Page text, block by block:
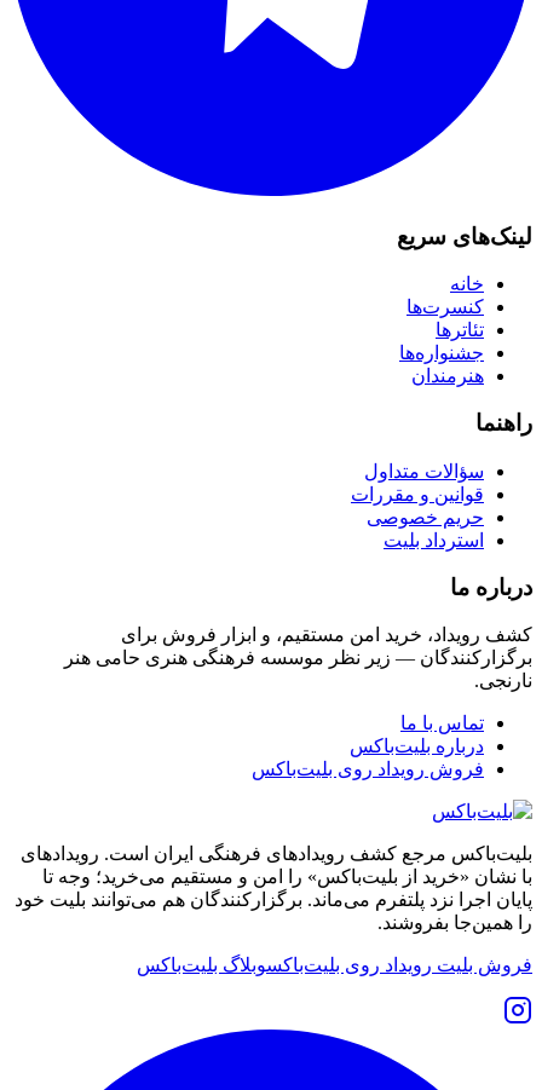
لینک‌های سریع
خانه
کنسرت‌ها
تئاترها
جشنواره‌ها
هنرمندان
راهنما
سؤالات متداول
قوانین و مقررات
حریم خصوصی
استرداد بلیت
درباره ما
کشف رویداد، خرید امن مستقیم، و ابزار فروش برای
برگزارکنندگان — زیر نظر موسسه فرهنگی هنری حامی هنر
نارنجی.
تماس با ما
درباره بلیت‌باکس
فروش رویداد روی بلیت‌باکس
بلیت‌باکس مرجع کشف رویدادهای فرهنگی ایران است. رویدادهای
با نشان «خرید از بلیت‌باکس» را امن و مستقیم می‌خرید؛ وجه تا
پایان اجرا نزد پلتفرم می‌ماند. برگزارکنندگان هم می‌توانند بلیت خود
را همین‌جا بفروشند.
فروش بلیت رویداد روی بلیت‌باکسوبلاگ بلیت‌باکس